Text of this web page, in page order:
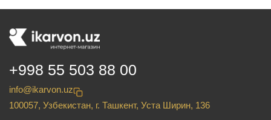
+998 55 503 88 00
info@ikarvon.uz
100057, Узбекистан, г. Ташкент, Уста Ширин, 136